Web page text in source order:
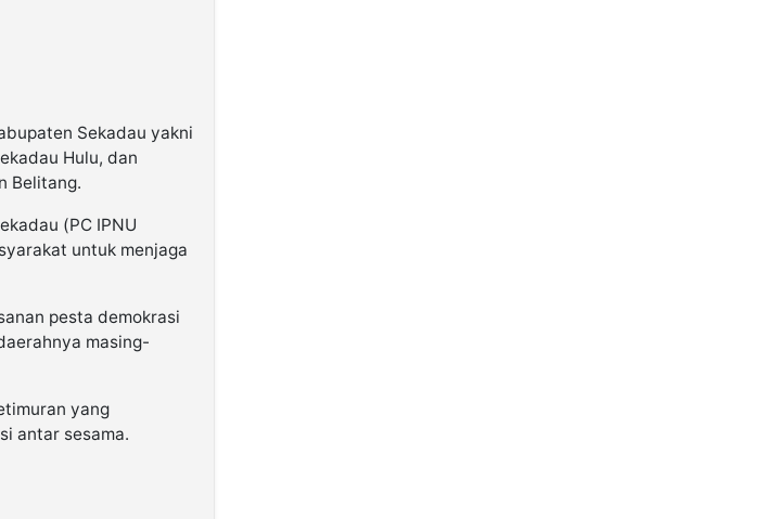
Sekadau yakni
Hulu, dan
Belitang.
(PC IPNU
untuk menjaga
pesta demokrasi
masing-
yang
antar sesama.